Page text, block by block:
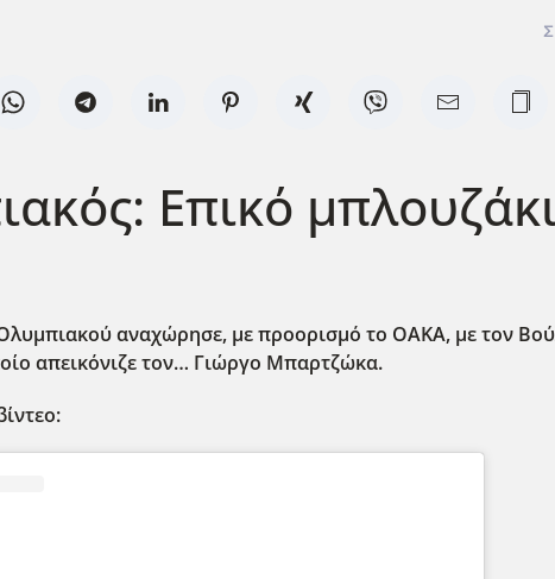
Επικό
αναχώρησε, με προορισμό το ΟΑΚΑ, με τον
απεικόνιζε τον… Γιώργο Μπαρτζώκα.